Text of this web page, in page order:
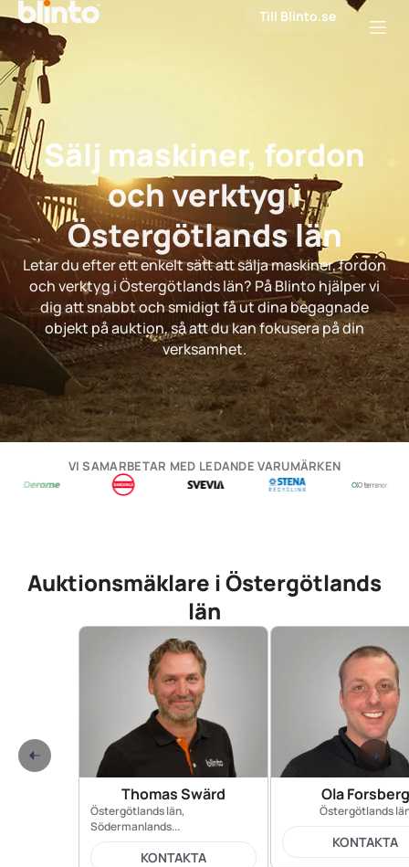
Till Blinto.se
Sälj maskiner, fordon
och verktyg i
Östergötlands län
Letar du efter ett enkelt sätt att sälja maskiner, fordon
och verktyg i Östergötlands län? På Blinto hjälper vi
dig att snabbt och smidigt få ut dina begagnade
objekt på auktion, så att du kan fokusera på din
verksamhet.
VI SAMARBETAR MED LEDANDE VARUMÄRKEN
Auktionsmäklare i Östergötlands
län
Thomas Swärd
Östergötlands län,
Södermanlands...
KONTAKTA
Ola Forsberg
Östergötlands
KONTAKTA